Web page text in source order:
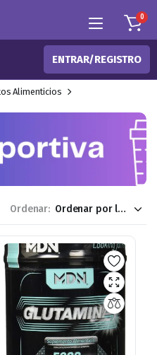
0
ENTRAR/REGISTRO
Alimenticios
Ordenar: